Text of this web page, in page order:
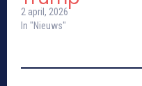
2 april, 2026
In "Nieuws"